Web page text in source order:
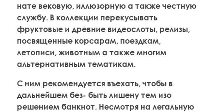
нате вековую, иллюзорную а также честную
службу. В коллекции перекусывать
фруктовые и древние видеослоты, релизы,
посвященные корсарам, поездкам,
летописи, животным а также многим
альтернативным тематикам.
С ним рекомендуется въехать, чтобы в
дальнейшем без- быть лишену тем изо
решением банкнот. Несмотря на легальную